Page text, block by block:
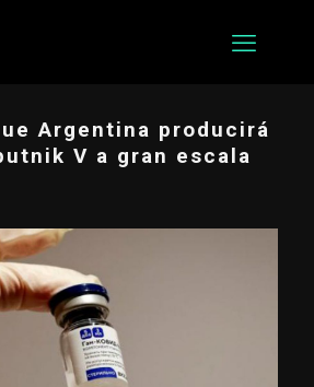
Argentina producirá
V a gran escala